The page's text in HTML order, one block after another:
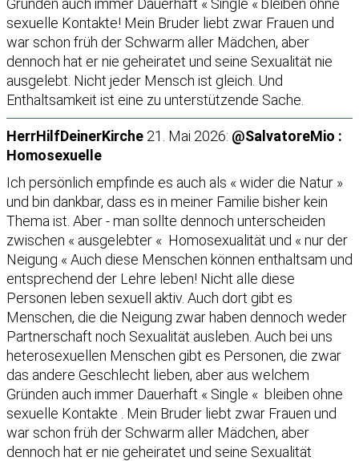
Gründen auch immer Dauerhaft « Single « bleiben ohne
sexuelle Kontakte! Mein Bruder liebt zwar Frauen und
war schon früh der Schwarm aller Mädchen, aber
dennoch hat er nie geheiratet und seine Sexualität nie
ausgelebt. Nicht jeder Mensch ist gleich. Und
Enthaltsamkeit ist eine zu unterstützende Sache.
HerrHilfDeinerKirche 21. Mai 2026: @SalvatoreMio :
Homosexuelle
Ich persönlich empfinde es auch als « wider die Natur »
und bin dankbar, dass es in meiner Familie bisher kein
Thema ist. Aber - man sollte dennoch unterscheiden
zwischen « ausgelebter « Homosexualität und « nur der
Neigung « Auch diese Menschen können enthaltsam und
entsprechend der Lehre leben! Nicht alle diese
Personen leben sexuell aktiv. Auch dort gibt es
Menschen, die die Neigung zwar haben dennoch weder
Partnerschaft noch Sexualität ausleben. Auch bei uns
heterosexuellen Menschen gibt es Personen, die zwar
das andere Geschlecht lieben, aber aus welchem
Gründen auch immer Dauerhaft « Single « bleiben ohne
sexuelle Kontakte . Mein Bruder liebt zwar Frauen und
war schon früh der Schwarm aller Mädchen, aber
dennoch hat er nie geheiratet und seine Sexualität